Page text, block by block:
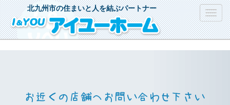
北九州市の住まいと人を結ぶパートナー